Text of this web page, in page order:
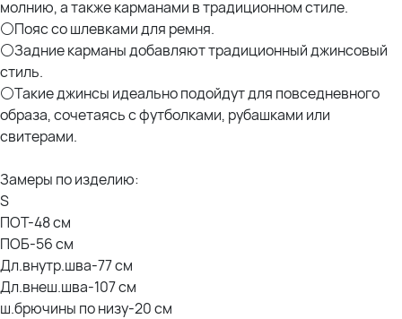
молнию, а также карманами в традиционном стиле.
⚪Пояс со шлевками для ремня.
⚪Задние карманы добавляют традиционный джинсовый
стиль.
⚪Такие джинсы идеально подойдут для повседневного
образа, сочетаясь с футболками, рубашками или
свитерами.
Замеры по изделию:
S
ПОТ-48 см
ПОБ-56 см
Дл.внутр.шва-77 см
Дл.внеш.шва-107 см
ш.брючины по низу-20 см